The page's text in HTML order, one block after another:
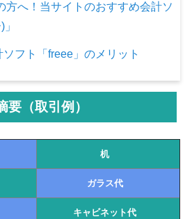
方へ！当サイトのおすすめ会計ソ
ソフト「freee」のメリット
要（取引例）
机
ガラス代
キャビネット代